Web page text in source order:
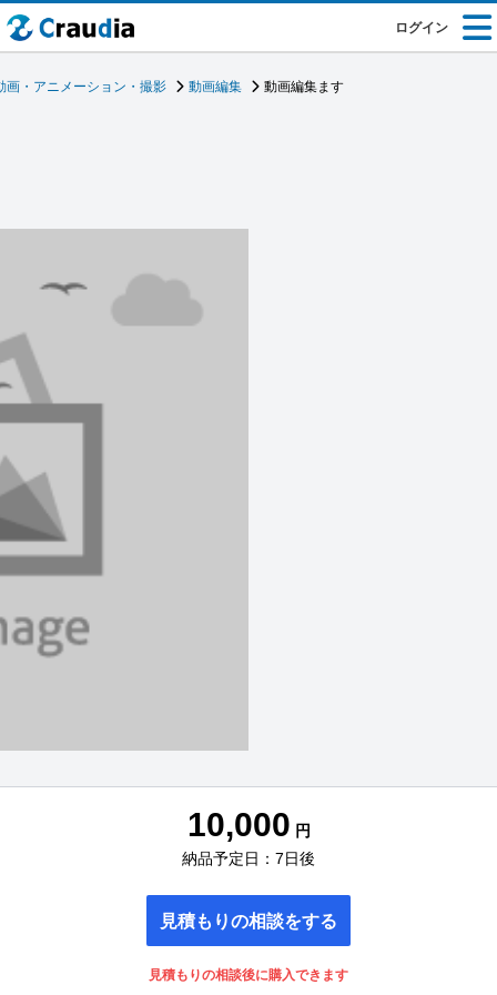
ログイン
画・アニメーション・撮影 動画編集 動画編集ます
10,000 円
納品予定日：7日後
見積もりの相談をする
見積もりの相談後に購入できます